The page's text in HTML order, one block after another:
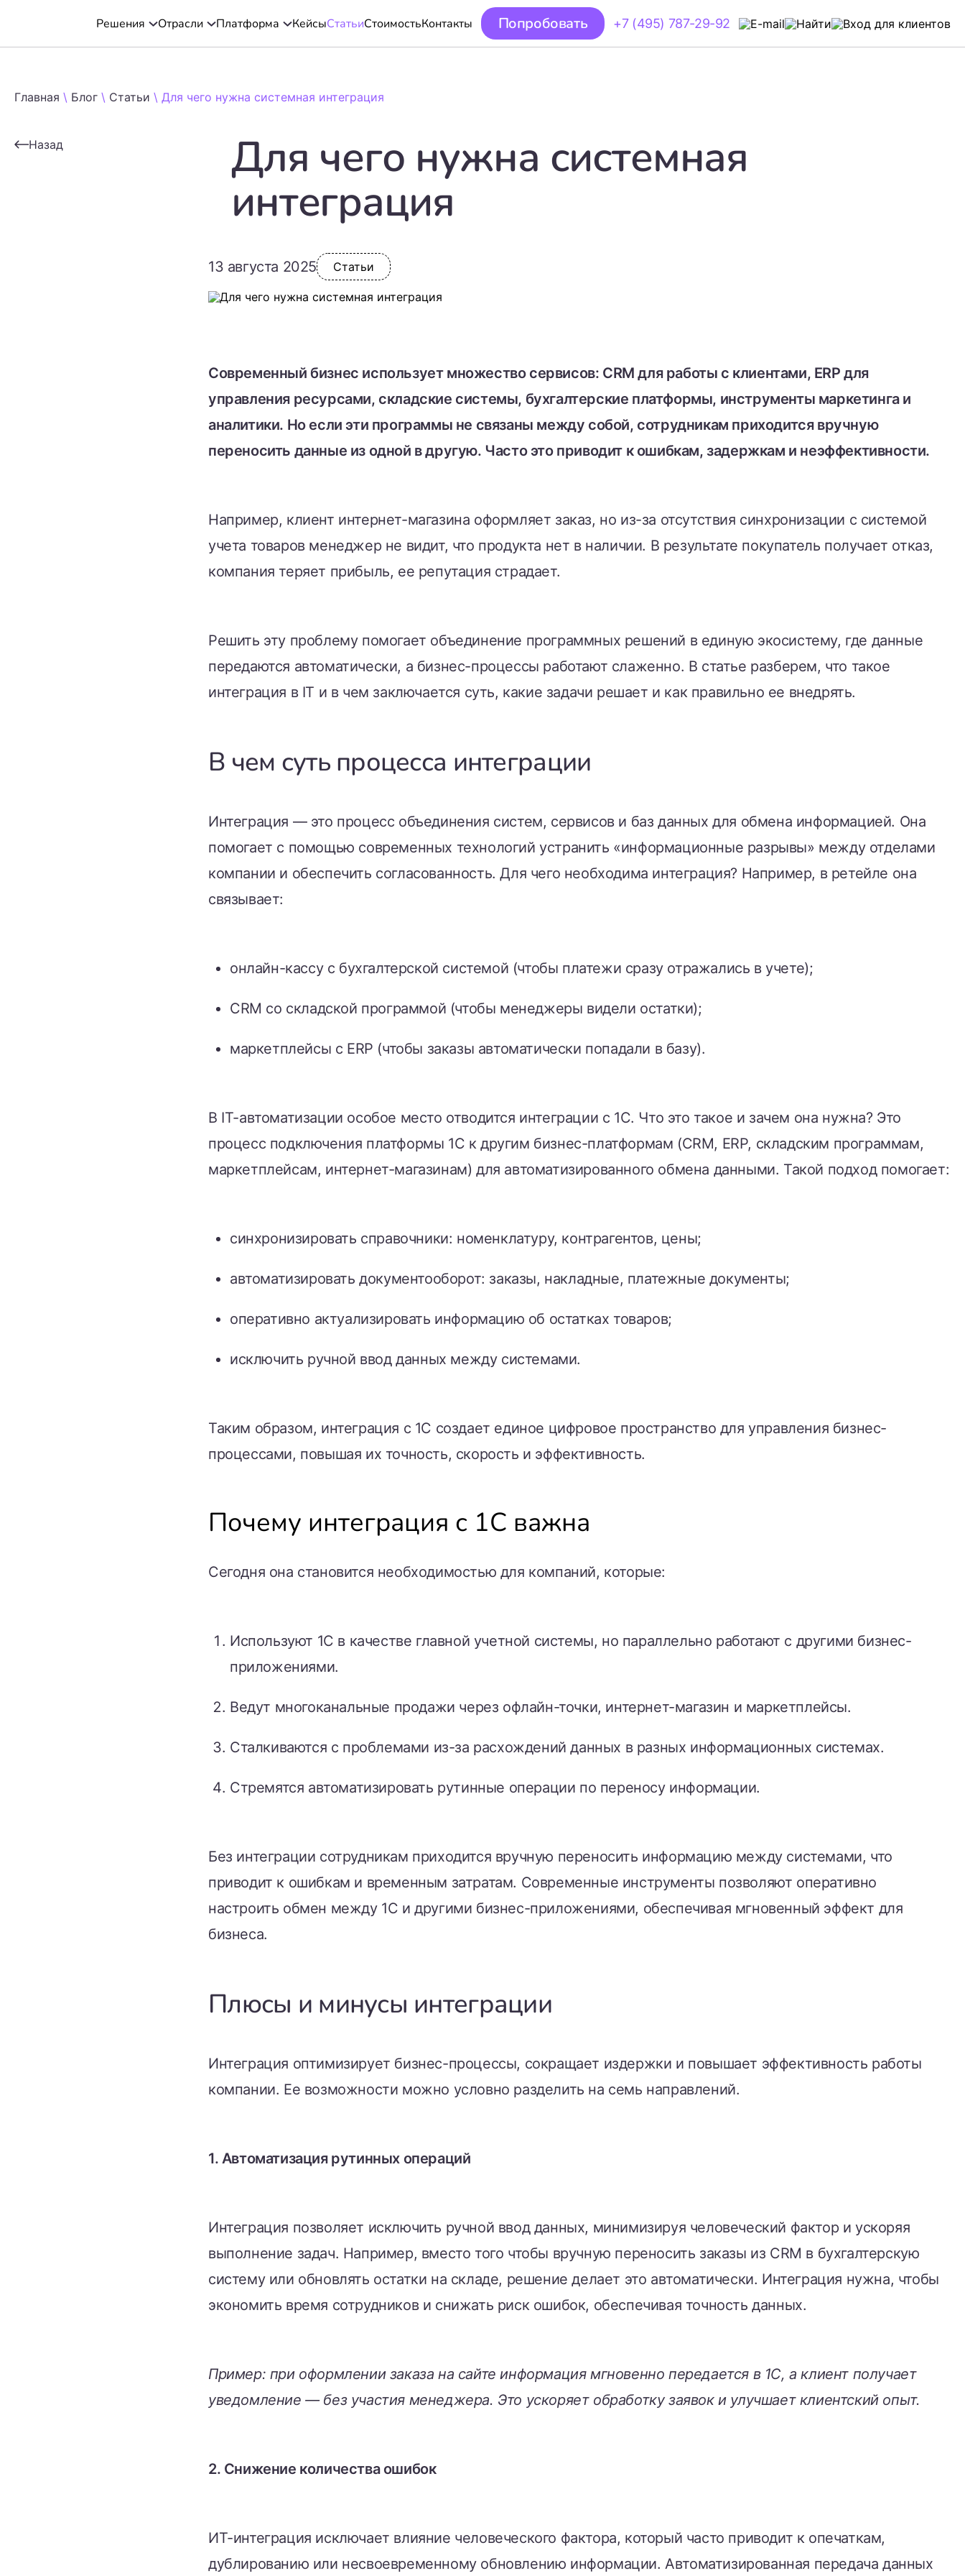
Решения Отрасли Платформа КейсыСтатьиСтоимостьКонтакты Попробовать +7 (495) 787-29-92
Главная \ Блог \ Статьи \ Для чего нужна системная интеграция
Назад Для чего нужна системная
интеграция
13 августа 2025 Статьи
Современный бизнес использует множество сервисов: CRM для работы с клиентами, ERP для
управления ресурсами, складские системы, бухгалтерские платформы, инструменты маркетинга и
аналитики. Но если эти программы не связаны между собой, сотрудникам приходится вручную
переносить данные из одной в другую. Часто это приводит к ошибкам, задержкам и неэффективности.
Например, клиент интернет-магазина оформляет заказ, но из-за отсутствия синхронизации с системой
учета товаров менеджер не видит, что продукта нет в наличии. В результате покупатель получает отказ,
компания теряет прибыль, ее репутация страдает.
Решить эту проблему помогает объединение программных решений в единую экосистему, где данные
передаются автоматически, а бизнес-процессы работают слаженно. В статье разберем, что такое
интеграция в IT и в чем заключается суть, какие задачи решает и как правильно ее внедрять.
В чем суть процесса интеграции
Интеграция — это процесс объединения систем, сервисов и баз данных для обмена информацией. Она
помогает с помощью современных технологий устранить «информационные разрывы» между отделами
компании и обеспечить согласованность. Для чего необходима интеграция? Например, в ретейле она
связывает:
онлайн-кассу с бухгалтерской системой (чтобы платежи сразу отражались в учете);
CRM со складской программой (чтобы менеджеры видели остатки);
маркетплейсы с ERP (чтобы заказы автоматически попадали в базу).
В IT-автоматизации особое место отводится интеграции с 1C. Что это такое и зачем она нужна? Это
процесс подключения платформы 1C к другим бизнес-платформам (CRM, ERP, складским программам,
маркетплейсам, интернет-магазинам) для автоматизированного обмена данными. Такой подход помогает:
синхронизировать справочники: номенклатуру, контрагентов, цены;
автоматизировать документооборот: заказы, накладные, платежные документы;
оперативно актуализировать информацию об остатках товаров;
исключить ручной ввод данных между системами.
Таким образом, интеграция с 1С создает единое цифровое пространство для управления бизнес-
процессами, повышая их точность, скорость и эффективность.
Почему интеграция с 1С важна
Сегодня она становится необходимостью для компаний, которые:
Используют 1C в качестве главной учетной системы, но параллельно работают с другими бизнес-
приложениями.
Ведут многоканальные продажи через офлайн-точки, интернет-магазин и маркетплейсы.
Сталкиваются с проблемами из-за расхождений данных в разных информационных системах.
Стремятся автоматизировать рутинные операции по переносу информации.
Без интеграции сотрудникам приходится вручную переносить информацию между системами, что
приводит к ошибкам и временным затратам. Современные инструменты позволяют оперативно
настроить обмен между 1C и другими бизнес-приложениями, обеспечивая мгновенный эффект для
бизнеса.
Плюсы и минусы интеграции
Интеграция оптимизирует бизнес-процессы, сокращает издержки и повышает эффективность работы
компании. Ее возможности можно условно разделить на семь направлений.
1. Автоматизация рутинных операций
Интеграция позволяет исключить ручной ввод данных, минимизируя человеческий фактор и ускоряя
выполнение задач. Например, вместо того чтобы вручную переносить заказы из CRM в бухгалтерскую
систему или обновлять остатки на складе, решение делает это автоматически. Интеграция нужна, чтобы
экономить время сотрудников и снижать риск ошибок, обеспечивая точность данных.
Пример: при оформлении заказа на сайте информация мгновенно передается в 1C, а клиент получает
уведомление — без участия менеджера. Это ускоряет обработку заявок и улучшает клиентский опыт.
2. Снижение количества ошибок
ИТ-интеграция исключает влияние человеческого фактора, который часто приводит к опечаткам,
дублированию или несвоевременному обновлению информации. Автоматизированная передача данных